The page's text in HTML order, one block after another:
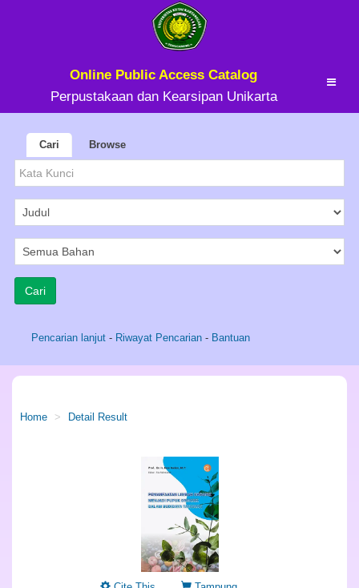
Online Public Access Catalog
Perpustakaan dan Kearsipan Unikarta
Cari Browse
Pencarian lanjut - Riwayat Pencarian - Bantuan
Home Detail Result